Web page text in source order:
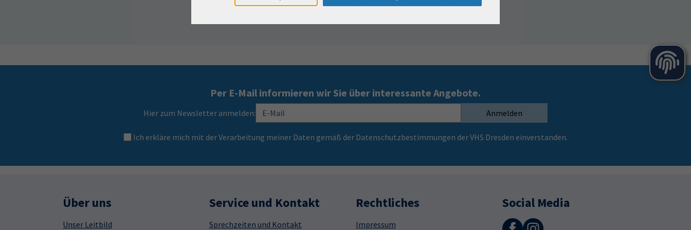
Per E-Mail informieren wir Sie über interessante Angebote.
Hier zum Newsletter anmelden: Anmelden
Ich erkläre mich mit der Verarbeitung meiner Daten gemäß der Datenschutzbestimmungen der VHS Dresden einverstanden.
Über uns
Unser Leitbild
Service und Kontakt
Sprechzeiten und Kontakt
Rechtliches
Impressum
Social Media